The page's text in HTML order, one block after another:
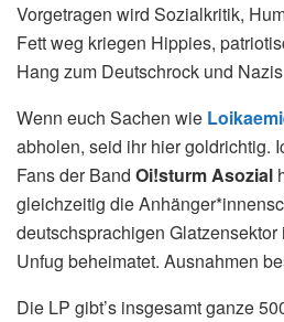
Vorgetragen wird Sozialkritik,
Fett weg kriegen Hippies,
Hang zum Deutschrock und
Wenn euch Sachen wie
abholen, seid ihr hier goldrichtig.
Fans der Band Oi!sturm Asozial
gleichzeitig die
deutschsprachigen
Unfug beheimatet. Ausnahmen
Die LP gibt’s insgesamt ganze